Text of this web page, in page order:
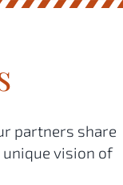
partners share
vision of